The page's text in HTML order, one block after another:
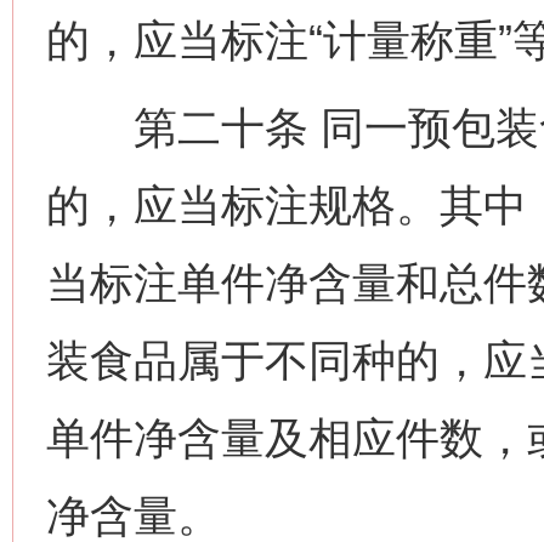
的，应当标注“计量称重”
第二十条 同一预包装
的，应当标注规格。其
当标注单件净含量和总
装食品属于不同种的，
单件净含量及相应件数
净含量。